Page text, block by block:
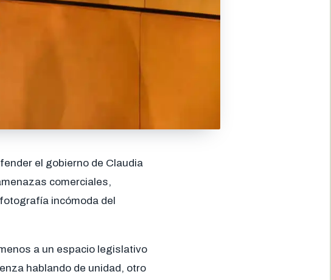
el gobierno de Claudia
comerciales,
incómoda del
a un espacio legislativo
hablando de unidad, otro